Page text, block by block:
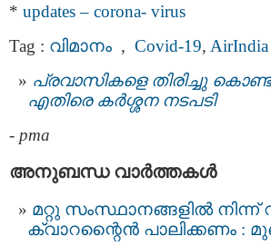
* updates – corona- virus
Tag : വിമാനം , Covid-19, AirIndia
പ്രവാസികളെ തിരിച്ചു
എതിരെ കര്‍ശ്ശന നടപടി
- pma
അനുബന്ധ വാര്‍ത്തകള്‍
മറ്റു സംസ്ഥാനങ്ങളിൽ
ക്വാറന്റൈന്‍ പാലിക്കണം :